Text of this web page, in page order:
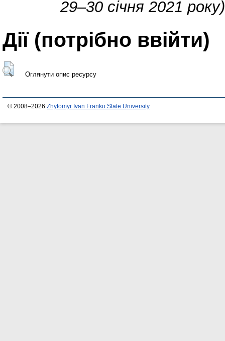
29–30 січня 2021
Дії ​​(потрібно ввійти)
Оглянути опис ресурсу
© 2008–2026 Zhytomyr Ivan Franko State University